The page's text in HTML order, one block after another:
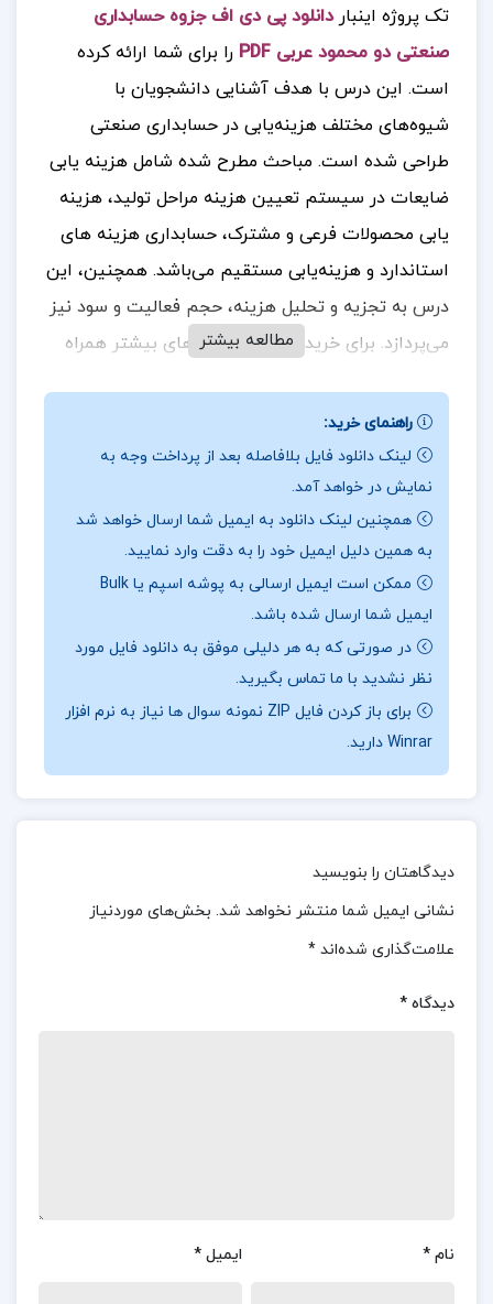
تک پروژه اینبار دانلود پی دی اف جزوه حسابداری
صنعتی دو محمود عربی PDF
را برای شما ارائه کرده
است. این درس با هدف آشنایی دانشجویان با
شیوه‌های مختلف هزینه‌یابی در حسابداری صنعتی
طراحی شده است. مباحث مطرح شده شامل هزینه‌ یابی
ضایعات در سیستم تعیین هزینه مراحل تولید، هزینه‌
یابی محصولات فرعی و مشترک، حسابداری هزینه‌ های
استاندارد و هزینه‌یابی مستقیم می‌باشد. همچنین، این
درس به تجزیه و تحلیل هزینه، حجم فعالیت و سود نیز
می‌پردازد. برای خرید و دانلود کتاب های بیشتر همراه
نقد جزوه حسابداری صنعتی دو محمود عربی
این جزوه به بررسی روش‌های هزینه‌یابی در حسابداری
صنعتی می‌پردازد و هدف آن آشنا ساختن دانشجویان با
ابعاد مختلف این موضوع است. مباحثی چون هزینه‌یابی
ضایعات در سیستم تعیین هزینه مراحل تولید،
هزینه‌یابی محصولات فرعی و مشترک، و همچنین
حسابداری هزینه‌های استاندارد و هزینه‌یابی مستقیم
در این جزوه گنجانده شده است.
معرفی جزوه حسابداری صنعتی دو محمود عربی
این جزوه هدفش آشنا ساختن دانشجویان با مباحثی
مشترک، حسابداری هزینه‌های استاندارد و هزینه‌یابی
مستقیم است. همچنین، تجزیه و تحلیل هزینه، حجم
فعالیت و سود نیز در این جزوه مورد بررسی قرار
پی دی اف جزوه حسابداری صنعتی دو محمود عربی
مطالعه بیشتر
راهنمای خرید:
لینک دانلود فایل بلافاصله بعد از پرداخت وجه به
نمایش در خواهد آمد.
همچنین لینک دانلود به ایمیل شما ارسال خواهد شد
به همین دلیل ایمیل خود را به دقت وارد نمایید.
ممکن است ایمیل ارسالی به پوشه اسپم یا Bulk
ایمیل شما ارسال شده باشد.
در صورتی که به هر دلیلی موفق به دانلود فایل مورد
نظر نشدید با ما تماس بگیرید.
برای باز کردن فایل ZIP نمونه سوال ها نیاز به نرم افزار
Winrar دارید.
دیدگاهتان را بنویسید
نشانی ایمیل شما منتشر نخواهد شد. بخش‌های موردنیاز
علامت‌گذاری شده‌اند *
دیدگاه *
نام * ایمیل *